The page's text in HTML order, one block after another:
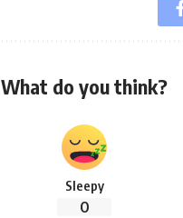
What do you think?
Sleepy
0